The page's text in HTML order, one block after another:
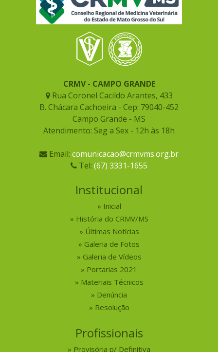
CRMV - CAMPO GRANDE
Rua Coronel Cacildo Arantes, 433
B. Chácara Cachoeira - Cep: 79040-452
Campo Grande - MS
Atendimento: Seg a Sex - 12h às 18h
Email: comunicacao@crmvms.org.br
Tel: (67) 3331-1655
Institucional
Inicial
História do CRMV/MS
Últimas Notícias
Galeria de Fotos
Galeria de Vídeos
Portarias 2021
Materiais Técnicos
Denúncia
Resolução
Profissionais
Provisória p/ Definitiva